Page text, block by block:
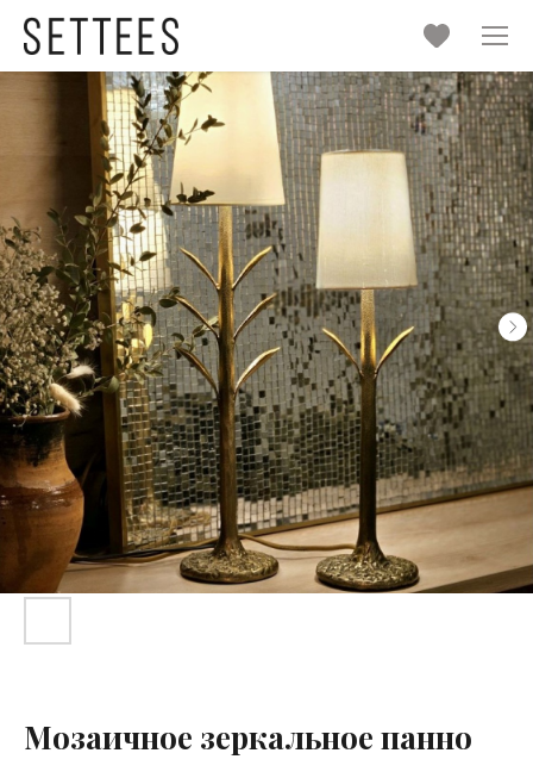
Мозаичное зеркальное панно